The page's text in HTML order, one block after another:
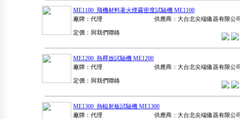
ME1100 飛機材料著火煙霧密度試驗機 ME1100
廠牌：代理
供應商：大台北尖端儀器有限公司
定價：與我們聯絡
ME1200 熱釋放試驗機 ME1200
廠牌：代理
供應商：大台北尖端儀器有限公司
定價：與我們聯絡
ME1300 熱輻射板試驗機 ME1300
廠牌：代理
供應商：大台北尖端儀器有限公司